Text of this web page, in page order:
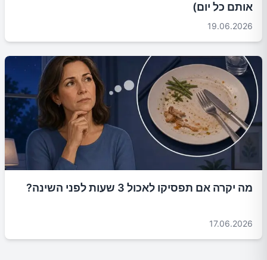
אותם כל יום)
19.06.2026
מה יקרה אם תפסיקו לאכול 3 שעות לפני השינה?
17.06.2026